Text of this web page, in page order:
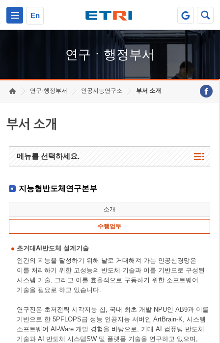
En
연구ㆍ행정부서
연구·행정부서 인공지능연구소 부서 소개
부서 소개
메뉴를 선택하세요.
지능형반도체연구본부
소개
수행업무
초거대AI반도체 설계기술
인간의 지능을 달성하기 위해 날로 거대해져 가는 인공신경망은
이를 처리하기 위한 고성능의 반도체 기술과 이를 기반으로 구성된
시스템 기술, 그리고 이를 효율적으로 구동하기 위한 소프트웨어
기술을 필요로 하고 있습니다.
연구진은 초저전력 시각지능 칩, 국내 최초 개발 NPU인 AB9과 이를
기반으로 한 5PFLOPS급 성능 인공지능 서버인 ArtBrain-K, 시스템
소프트웨어 AI-Ware 개발 경험을 바탕으로, 거대 AI 컴퓨팅 반도체
기술과 AI 반도체 시스템SW 및 플랫폼 기술을 연구하고 있으며,